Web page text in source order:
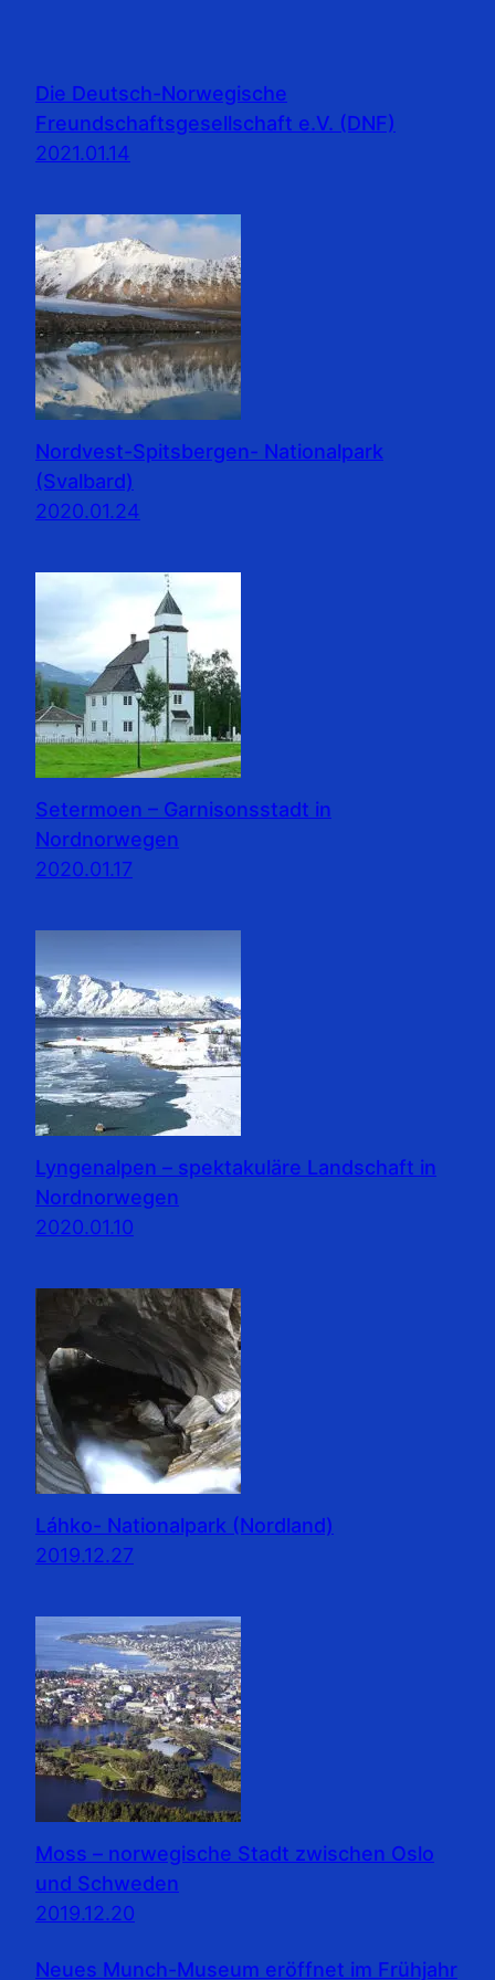
Die Deutsch-Norwegische
Freundschaftsgesellschaft e.V. (DNF)
2021.01.14
Nordvest-Spitsbergen- Nationalpark
(Svalbard)
2020.01.24
Setermoen – Garnisonsstadt in
Nordnorwegen
2020.01.17
Lyngenalpen – spektakuläre Landschaft in
Nordnorwegen
2020.01.10
Láhko- Nationalpark (Nordland)
2019.12.27
Moss – norwegische Stadt zwischen Oslo
und Schweden
2019.12.20
Neues Munch-Museum eröffnet im Frühjahr